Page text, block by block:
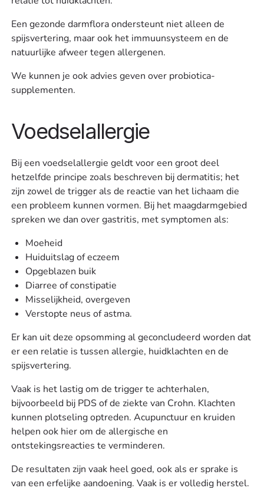
‍Een gezonde darmflora ondersteunt niet alleen de
spijsvertering, maar ook het immuunsysteem en de
natuurlijke afweer tegen allergenen.
We kunnen je ook advies geven over probiotica-
supplementen.
Voedselallergie
Bij een voedselallergie geldt voor een groot deel
hetzelfde principe zoals beschreven bij dermatitis; het
zijn zowel de trigger als de reactie van het lichaam die
een probleem kunnen vormen. Bij het maagdarmgebied
spreken we dan over gastritis, met symptomen als:
Moeheid
Huiduitslag of eczeem
Opgeblazen buik
Diarree of constipatie
Misselijkheid, overgeven
Verstopte neus of astma.
Er kan uit deze opsomming al geconcludeerd worden dat
er een relatie is tussen allergie, huidklachten en de
spijsvertering.
Vaak is het lastig om de trigger te achterhalen,
bijvoorbeeld bij PDS of de ziekte van Crohn. Klachten
kunnen plotseling optreden. Acupunctuur en kruiden
helpen ook hier om de allergische en
ontstekingsreacties te verminderen.
De resultaten zijn vaak heel goed, ook als er sprake is
van een erfelijke aandoening. Vaak is er volledig herstel.